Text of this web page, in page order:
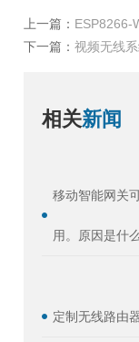
上一篇： ESP8266-
下一篇： 视频无线
相关新闻
移动智能网关
用。原因是什
定制无线路由